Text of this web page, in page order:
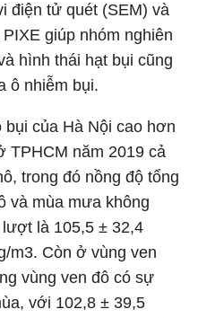
điện tử quét (SEM) và
giúp nhóm nghiên
hình thái hạt bụi cũng
ô nhiễm bụi.
bụi của Hà Nội cao hơn
TPHCM năm 2019 cả
trong đó nồng độ tổng
và mùa mưa không
là 105,5 ± 32,4
m3. Còn ở vùng ven
vùng ven đô có sự
với 102,8 ± 39,5